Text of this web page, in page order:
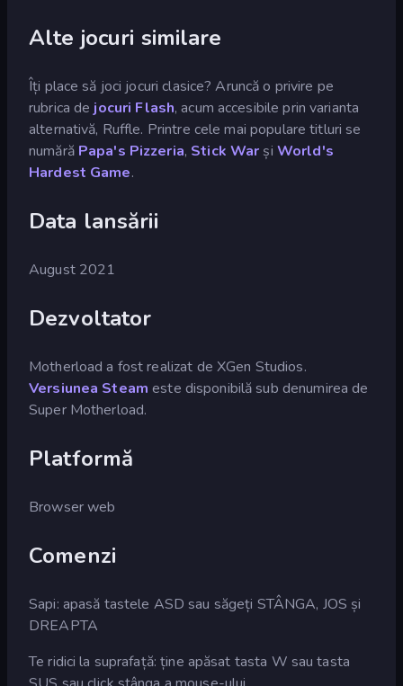
Alte jocuri similare
Îți place să joci jocuri clasice? Aruncă o privire pe
rubrica de jocuri Flash, acum accesibile prin varianta
alternativă, Ruffle. Printre cele mai populare titluri se
numără Papa's Pizzeria, Stick War și World's
Hardest Game.
Data lansării
August 2021
Dezvoltator
Motherload a fost realizat de XGen Studios.
Versiunea Steam este disponibilă sub denumirea de
Super Motherload.
Platformă
Browser web
Comenzi
Sapi: apasă tastele ASD sau săgeți STÂNGA, JOS și
DREAPTA
Te ridici la suprafață: ține apăsat tasta W sau tasta